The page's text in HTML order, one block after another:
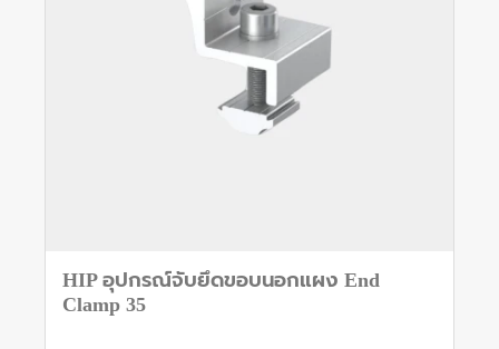
HIP อุปกรณ์จับยึดขอบนอกแผง End
Clamp 35